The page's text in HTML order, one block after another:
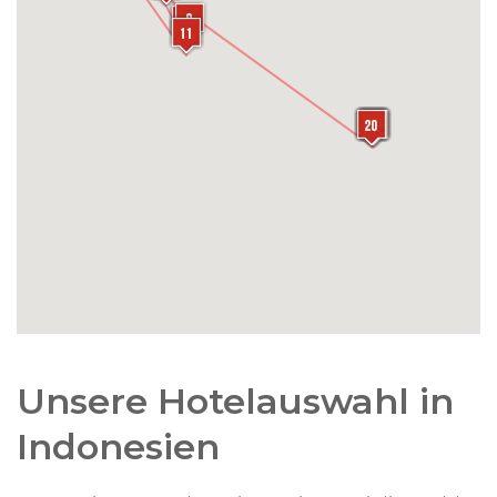
maßgeschneidert!
Maimoon-Palast, erbaut vom Sultan von Deli, und
die prächtige Moschee von Medan. Schlendern
Sie durch die marmornen Gänge und suchen Sie
einen Moment der Ruhe in der riesigen
Unsere Hotelauswahl in
Indonesien